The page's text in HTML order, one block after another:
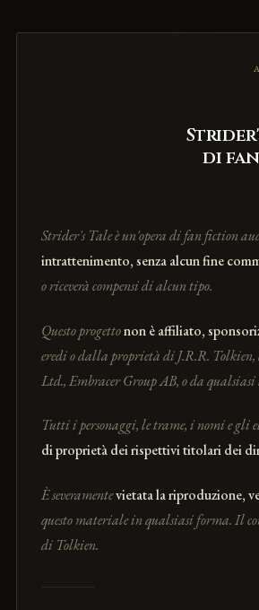
Il
di
Strider's Tale è un'opera di fan fiction
intrattenimento, senza alcun fine
o riceverà compensi di alcun tipo.
Questo progettonon è affiliato,
eredi o dalla proprietà di J.R.R.
Ltd., Embracer Group AB, o da
Tutti i personaggi, le trame, i nomi e
di proprietà dei rispettivi titolari dei
È severamentevietata la riproduzione,
questo materiale in qualsiasi forma. Il
di Tolkien.